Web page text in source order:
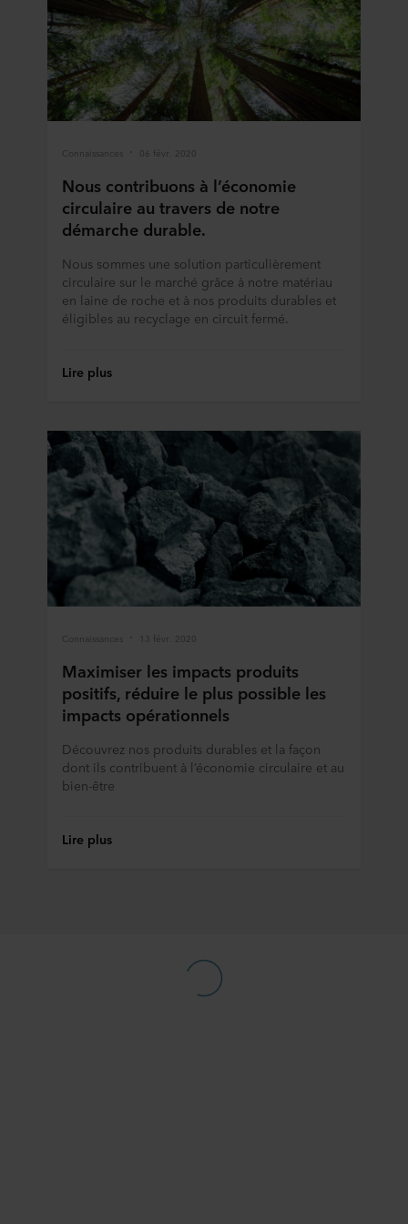
Connaissances 06 févr. 2020
Nous contribuons à l’économie
circulaire au travers de notre
démarche durable.
Nous sommes une solution particulièrement
circulaire sur le marché grâce à notre matériau
en laine de roche et à nos produits durables et
éligibles au recyclage en circuit fermé.
Lire plus
Connaissances 13 févr. 2020
Maximiser les impacts produits
positifs, réduire le plus possible les
impacts opérationnels
Découvrez nos produits durables et la façon
dont ils contribuent à l’économie circulaire et au
bien-être
Lire plus